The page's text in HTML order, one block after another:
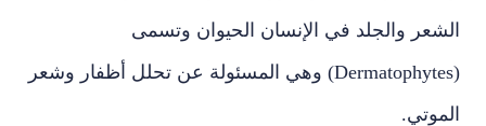
الشعر والجلد في الإنسان الحيوان وتسمى
(Dermatophytes) وهي المسئولة عن تحلل أظفار وشعر
الموتي.